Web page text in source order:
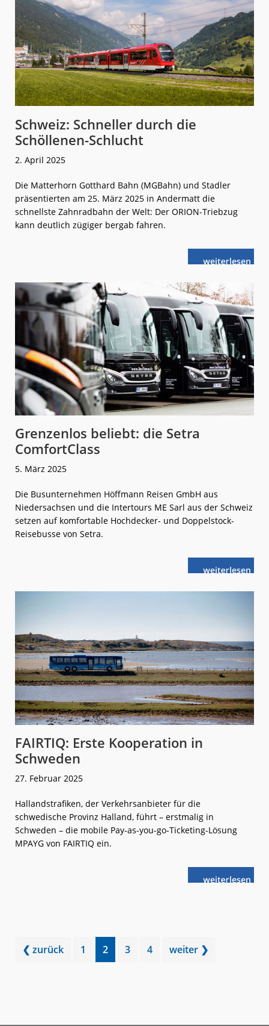
Schweiz: Schneller durch die
Schöllenen-Schlucht
2. April 2025
Die Matterhorn Gotthard Bahn (MGBahn) und Stadler
präsentierten am 25. März 2025 in Andermatt die
schnellste Zahnradbahn der Welt: Der ORION-Triebzug
kann deutlich zügiger bergab fahren.
weiterlese
nSchweiz:
Schöllenen-
Schlucht
Grenzenlos beliebt: die Setra
ComfortClass
5. März 2025
Die Busunternehmen Höffmann Reisen GmbH aus
Niedersachsen und die Intertours ME Sarl aus der Schweiz
setzen auf komfortable Hochdecker- und Doppelstock-
Reisebusse von Setra.
weiterlese
nGrenzenlos
Setra
ComfortClass
FAIRTIQ: Erste Kooperation in
Schweden
27. Februar 2025
Hallandstrafiken, der Verkehrsanbieter für die
schwedische Provinz Halland, führt – erstmalig in
Schweden – die mobile Pay-as-you-go-Ticketing-Lösung
MPAYG von FAIRTIQ ein.
weiterlese
nFAIRTIQ:
❮ zurück
Go
1
Go
to
2
Go
3
Go
4 weiter ❯